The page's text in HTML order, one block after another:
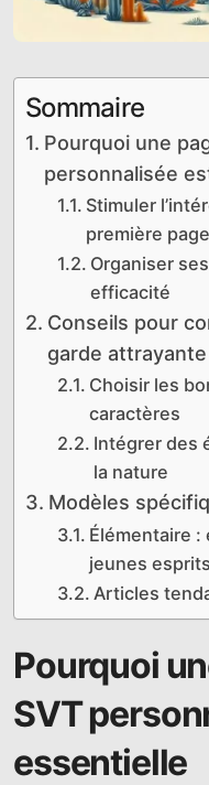
Sommaire
Pourquoi une
personnalisée
Stimuler
première page
Organiser
efficacité
Conseils pour
garde attrayante
Choisir les
caractères
Intégrer des
la nature
Modèles
Élémentaire :
jeunes esprits
Articles
Pourquoi
SVT
essentielle